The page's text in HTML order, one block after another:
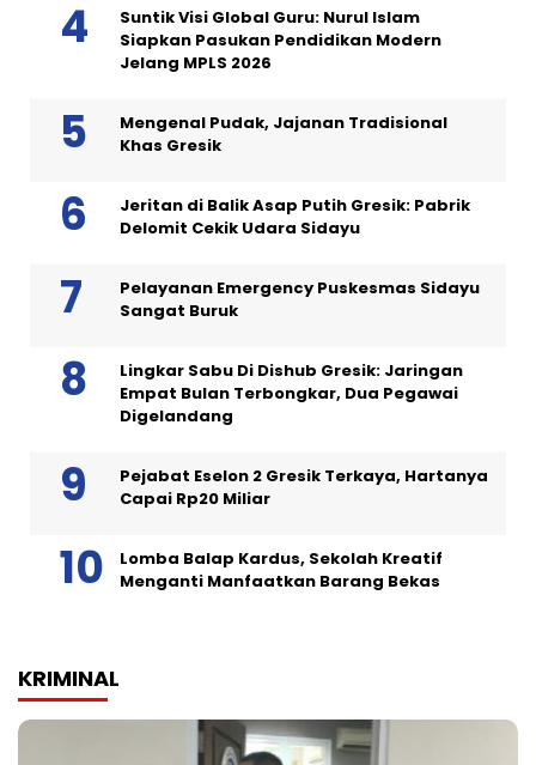
Suntik Visi Global Guru: Nurul Islam
Siapkan Pasukan Pendidikan Modern
Jelang MPLS 2026
Mengenal Pudak, Jajanan Tradisional
Khas Gresik
Jeritan di Balik Asap Putih Gresik: Pabrik
Delomit Cekik Udara Sidayu
Pelayanan Emergency Puskesmas Sidayu
Sangat Buruk
Lingkar Sabu Di Dishub Gresik: Jaringan
Empat Bulan Terbongkar, Dua Pegawai
Digelandang
Pejabat Eselon 2 Gresik Terkaya, Hartanya
Capai Rp20 Miliar
Lomba Balap Kardus, Sekolah Kreatif
Menganti Manfaatkan Barang Bekas
KRIMINAL